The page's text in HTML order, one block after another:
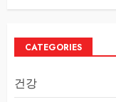
CATEGORIES
건강